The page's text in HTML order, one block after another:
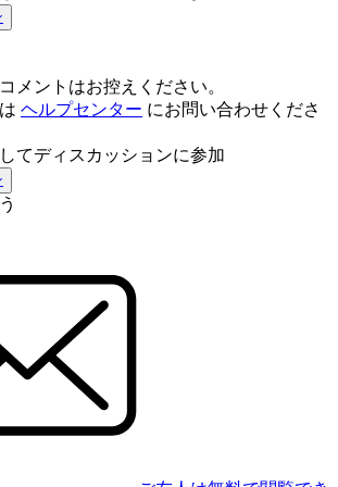
メントはお控えください。
ヘルプセンター にお問い合わせくださ
てディスカッションに参加